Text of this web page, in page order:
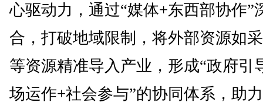
心驱动力，通过“媒体+东西部协作”
合，打破地域限制，将外部资源如
等资源精准导入产业，形成“政府引
场运作+社会参与”的协同体系，助